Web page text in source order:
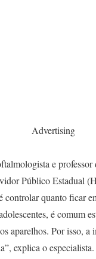
Advertising
e professor
Público Estadual
controlar quanto ficar
é comum
aparelhos. Por isso, a
explica o especialista.